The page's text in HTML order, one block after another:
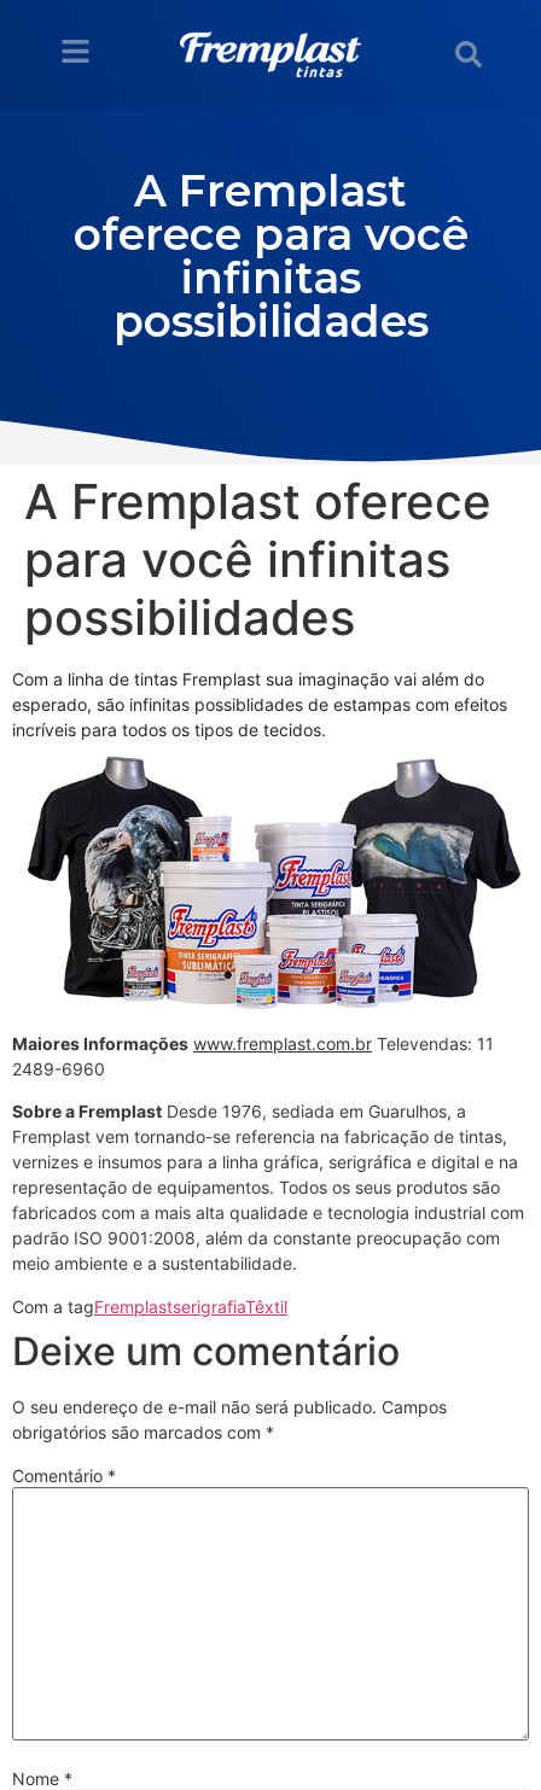
A Fremplast
oferece para você
infinitas
possibilidades
A Fremplast oferece
para você infinitas
possibilidades
Com a linha de tintas Fremplast sua imaginação vai além do
esperado, são infinitas possiblidades de estampas com efeitos
incríveis para todos os tipos de tecidos.
Maiores Informações www.fremplast.com.br Televendas: 11
2489-6960
Sobre a Fremplast Desde 1976, sediada em Guarulhos, a
Fremplast vem tornando-se referencia na fabricação de tintas,
vernizes e insumos para a linha gráfica, serigráfica e digital e na
representação de equipamentos. Todos os seus produtos são
fabricados com a mais alta qualidade e tecnologia industrial com
padrão ISO 9001:2008, além da constante preocupação com
meio ambiente e a sustentabilidade.
Com a tagFremplastserigrafiaTêxtil
Deixe um comentário
O seu endereço de e-mail não será publicado. Campos
obrigatórios são marcados com *
Comentário *
Nome *